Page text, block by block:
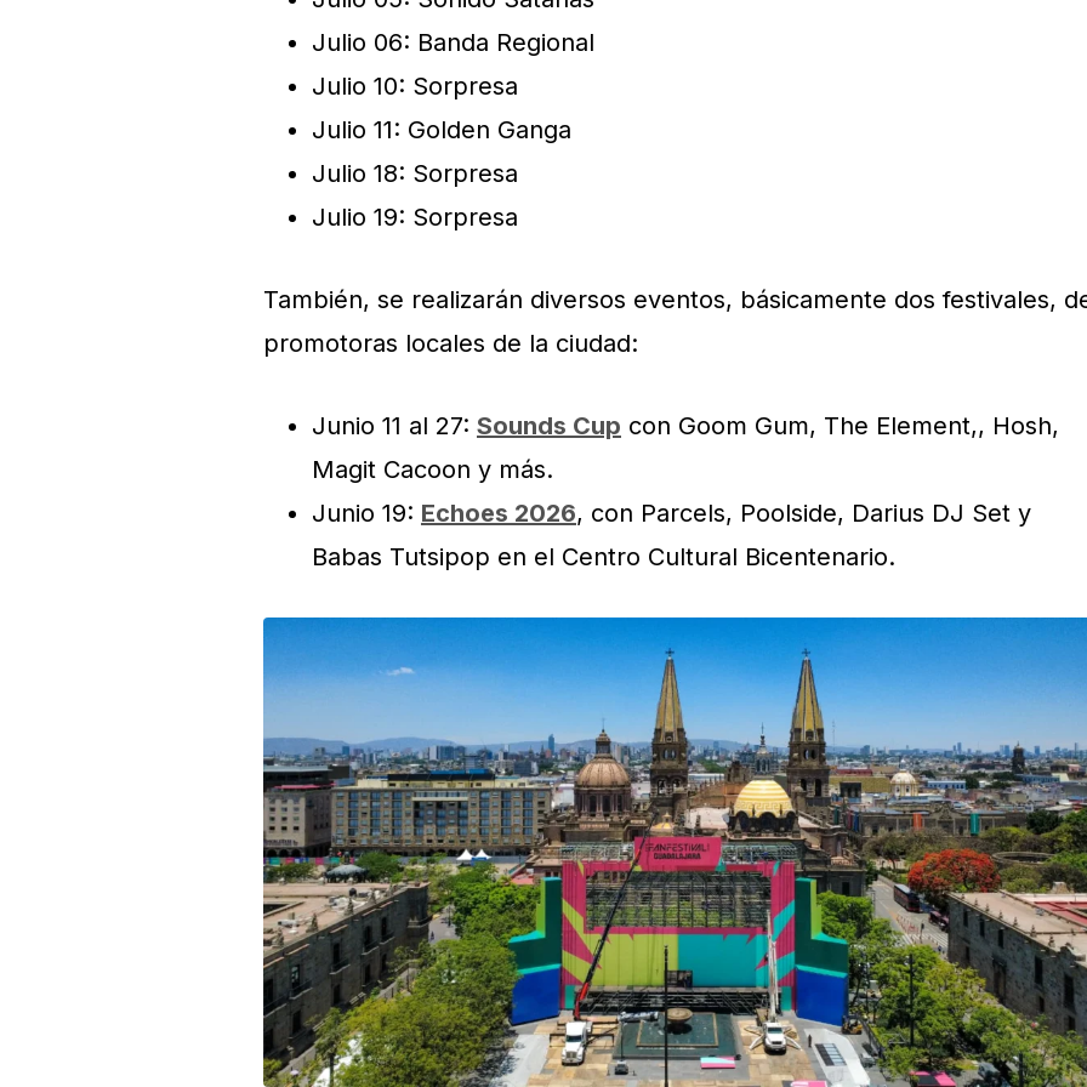
Julio 06: Banda Regional
Julio 10: Sorpresa
Julio 11: Golden Ganga
Julio 18: Sorpresa
Julio 19: Sorpresa
También, se realizarán diversos eventos, básicamente dos festivales,
promotoras locales de la ciudad:
Junio 11 al 27: Sounds Cup con Goom Gum, The Element,, Hosh,
Magit Cacoon y más.
Junio 19: Echoes 2026, con Parcels, Poolside, Darius DJ Set y
Babas Tutsipop en el Centro Cultural Bicentenario.